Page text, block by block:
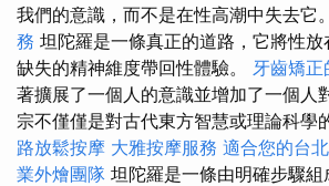
我們的意識，而不是在性高潮中失去它。
務 坦陀羅是一條真正的道路，它將性
缺失的精神維度帶回性體驗。 牙齒矯正
著擴展了一個人的意識並增加了一個人
宗不僅僅是對古代東方智慧或理論科學
路放鬆按摩 大雅按摩服務 適合您的台
業外燴團隊 坦陀羅是一條由明確步驟